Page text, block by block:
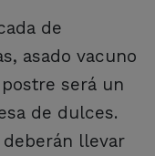
de
asado vacuno
será un
de dulces.
llevar